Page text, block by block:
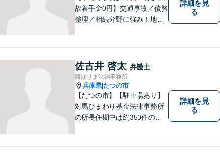
故着手金0円】交通事故／債務
整理／相続分野に強み！地域
し、不安にならない弁護を心
がけております。【初回無料
相談】
詳細を見
る
佐古井 啓太 弁護士
西はりま法律事務所
兵庫県|たつの市
【たつの市】【駐車場あり】
対馬ひまわり基金法律事務所
の所長任期中は約350件のご
績があります。 このたび、生
詳細を見
る